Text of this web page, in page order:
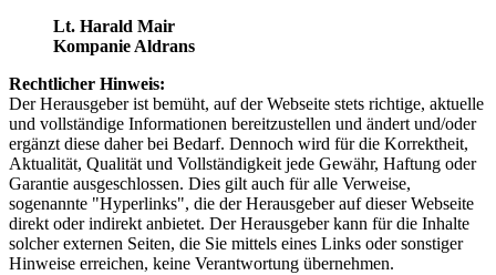
Lt. Harald Mair
Kompanie Aldrans
Rechtlicher Hinweis:
Der Herausgeber ist bemüht, auf der Webseite stets richtige, aktuelle
und vollständige Informationen bereitzustellen und ändert und/oder
ergänzt diese daher bei Bedarf. Dennoch wird für die Korrektheit,
Aktualität, Qualität und Vollständigkeit jede Gewähr, Haftung oder
Garantie ausgeschlossen. Dies gilt auch für alle Verweise,
sogenannte "Hyperlinks", die der Herausgeber auf dieser Webseite
direkt oder indirekt anbietet. Der Herausgeber kann für die Inhalte
solcher externen Seiten, die Sie mittels eines Links oder sonstiger
Hinweise erreichen, keine Verantwortung übernehmen.